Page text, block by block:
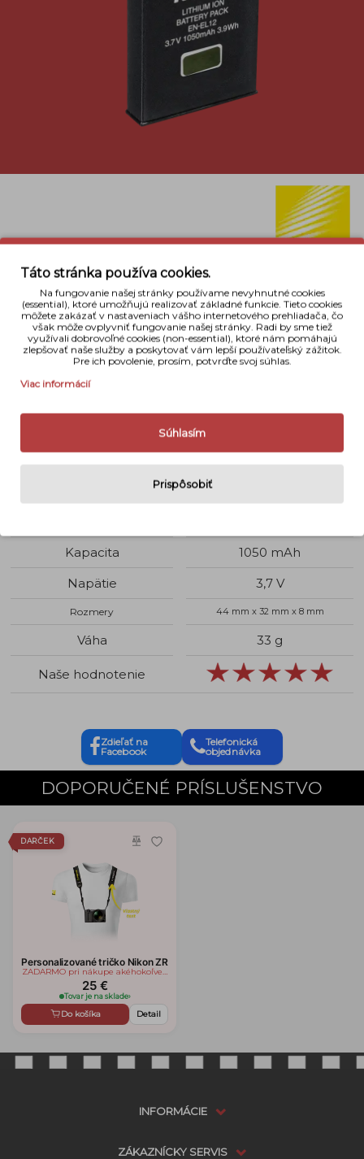
Popis
Kompaktná nabíjateľná lítium-iónová batéria s
vysokou kapacitou umožňujúca dlhú prevádzku.
Kapacita 3,7V a 1050mAh.
Batéria je kompatibilná s modelmi Nikon Coolpix:
B600, A900, A1000, W300, AW100, AW110,
AW120, AW130, S31, S70, S610, S610c, S620, S630,
S8100, S8200, S9100, S9200, S9300, S9400, S9500,
S9600, S9700, S9900, P300, P310, P330, P340,
Kapacita
1050 mAh
Napätie
3,7 V
Rozmery 44 mm x 32 mm x 8 mm
Váha 33 g
Naše hodnotenie
Zdieľať na
Facebook
Telefonická
objednávka
DOPORUČENÉ PRÍSLUŠENSTVO
DARČEK
Personalizované tričko Nikon ZR
ZADARMO pri nákupe akéhokoľvek
tovaru zn. Nikon/Nikkor
25 €
Tovar je na sklade›
Do košíka Detail
INFORMÁCIE
ZÁKAZNÍCKY SERVIS
Táto stránka používa cookies.
Na fungovanie našej stránky používame nevyhnutné cookies
(essential), ktoré umožňujú realizovať základné funkcie. Tieto cookies
môžete zakázať v nastaveniach vášho internetového prehliadača, čo
však môže ovplyvniť fungovanie našej stránky. Radi by sme tiež
využívali dobrovoľné cookies (non-essential), ktoré nám pomáhajú
zlepšovať naše služby a poskytovať vám lepší používateľský zážitok.
Pre ich povolenie, prosím, potvrďte svoj súhlas.
Viac informácií
Súhlasím
Prispôsobiť